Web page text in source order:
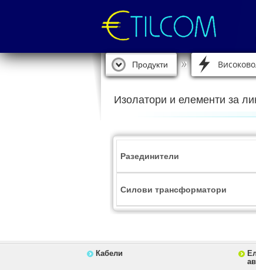
Продукти
Изолатори и елементи за
Разединители
Силови трансформатори
Кабели